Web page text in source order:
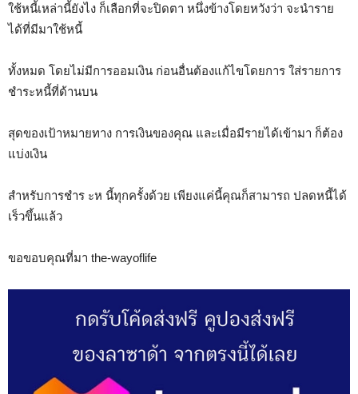
ใช้หนี้เหล่านี้ยังไง ก็เลือกที่จะปิดตา หนึ่งข้างโดยหวังว่า จะนำราย
ได้ที่มีมาใช้หนี้
ทั้งหมด โดยไม่มีการออมเงิน ก่อนอื่นต้องแก้ไขโดยการ ใส่รายการ
ชำระหนี้ที่ด้านบน
สุดของเป้าหมายทาง การเงินของคุณ และเมื่อมีรายได้เข้ามา ก็ต้อง
แบ่งเงิน
สำหรับการชำร ะห นี้ทุกครั้งด้วย เพียงแค่นี้คุณก็สามารถ ปลดหนี้ได้
เร็วขึ้นแล้ว
ขอขอบคุณที่มา the-wayoflife